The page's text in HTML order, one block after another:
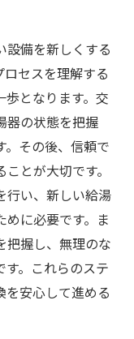
設備を新しくする
セスを理解する
歩となります。交
器の状態を把握
。その後、信頼で
とが大切です。
行い、新しい給湯
に必要です。ま
把握し、無理のな
。これらのステ
を安心して進める